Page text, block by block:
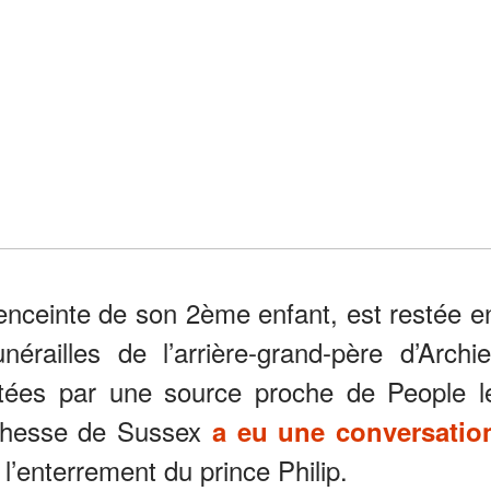
de son 2ème enfant, est restée
de l’arrière-grand-père
par une source proche de People
de Sussex a eu une
du prince Philip.